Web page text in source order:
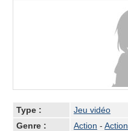
Type :
Jeu vidéo
Genre :
Action - Action